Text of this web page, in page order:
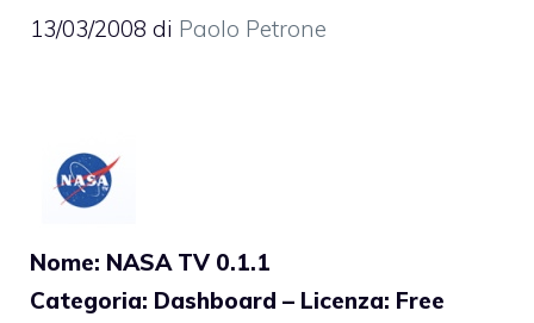
13/03/2008 di Paolo Petrone
Nome: NASA TV 0.1.1
Categoria: Dashboard – Licenza: Free